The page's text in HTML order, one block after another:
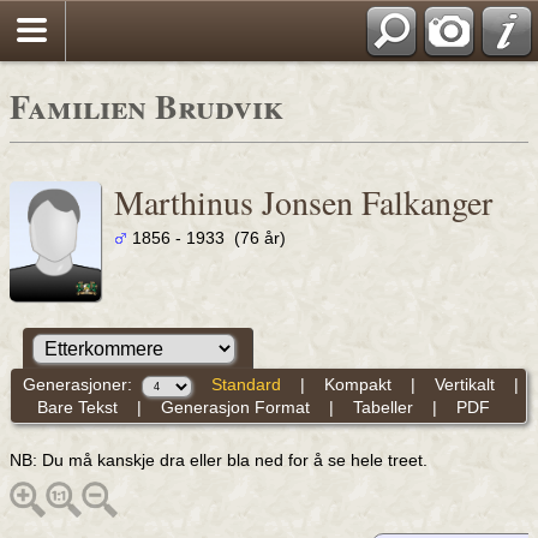
Familien Brudvik
Marthinus Jonsen Falkanger
1856 - 1933 (76 år)
Generasjoner: Standard | Kompakt| Vertikalt|
Bare Tekst| Generasjon Format| Tabeller| PDF
NB: Du må kanskje dra eller bla ned for å se hele treet.